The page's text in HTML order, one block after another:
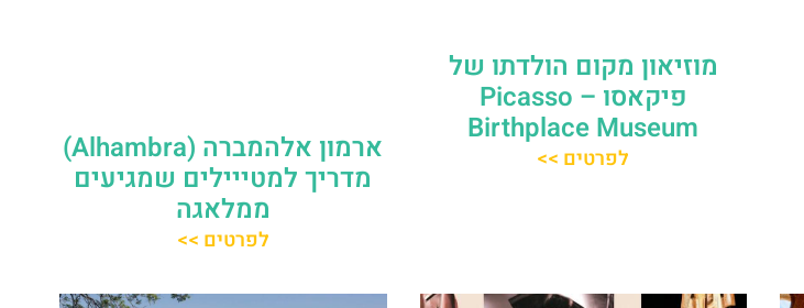
מוזיאון מקום הולדתו של
פיקאסו – Picasso
Birthplace Museum
לפרטים >>
ארמון אלהמברה (Alhambra)
מדריך למטייילים שמגיעים
ממלאגה
לפרטים >>